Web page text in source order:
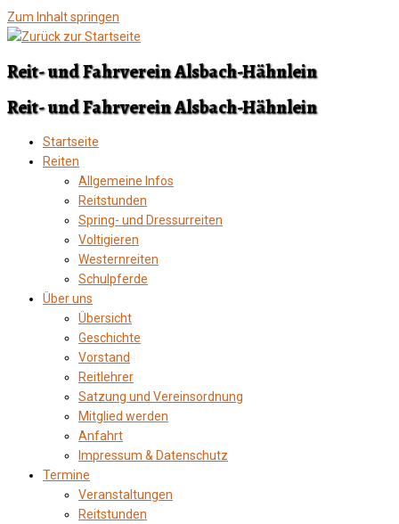
Zum Inhalt springen
Reit- und Fahrverein Alsbach-Hähnlein
Reit- und Fahrverein Alsbach-Hähnlein
Startseite
Reiten
Allgemeine Infos
Reitstunden
Spring- und Dressurreiten
Voltigieren
Westernreiten
Schulpferde
Über uns
Übersicht
Geschichte
Vorstand
Reitlehrer
Satzung und Vereinsordnung
Mitglied werden
Anfahrt
Impressum & Datenschutz
Termine
Veranstaltungen
Reitstunden